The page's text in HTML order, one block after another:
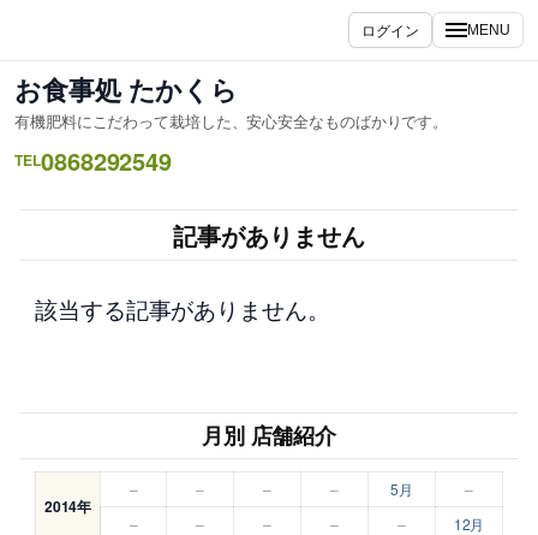
ス
キ
ッ
ログイン MENU
お食事処 たかくら
有機肥料にこだわって栽培した、安心安全なものばかりです。
TEL0868292549
記事がありません
該当する記事がありません。
月別 店舗紹介
2014年
– – – – 5月
–
–
– – – – 12月